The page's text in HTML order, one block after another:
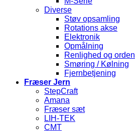
Diverse
Støv opsamling
Rotations akse
Elektronik
Opmålning
Renlighed og orden
Smøring / Kølning
Fjernbetjening
Fræser Jern
StepCraft
Amana
Fræser sæt
LIH-TEK
CMT